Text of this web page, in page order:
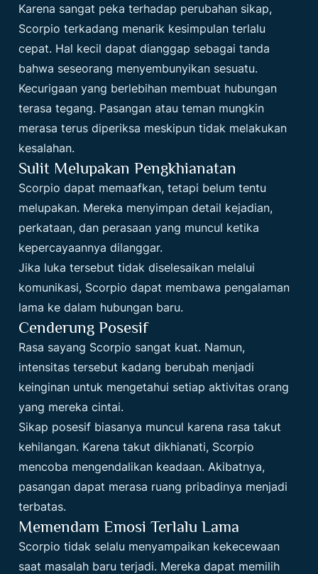
Karena sangat peka terhadap perubahan sikap,
Scorpio terkadang menarik kesimpulan terlalu
cepat. Hal kecil dapat dianggap sebagai tanda
bahwa seseorang menyembunyikan sesuatu.
Kecurigaan yang berlebihan membuat hubungan
terasa tegang. Pasangan atau teman mungkin
merasa terus diperiksa meskipun tidak melakukan
kesalahan.
Sulit Melupakan Pengkhianatan
Scorpio dapat memaafkan, tetapi belum tentu
melupakan. Mereka menyimpan detail kejadian,
perkataan, dan perasaan yang muncul ketika
kepercayaannya dilanggar.
Jika luka tersebut tidak diselesaikan melalui
komunikasi, Scorpio dapat membawa pengalaman
lama ke dalam hubungan baru.
Cenderung Posesif
Rasa sayang Scorpio sangat kuat. Namun,
intensitas tersebut kadang berubah menjadi
keinginan untuk mengetahui setiap aktivitas orang
yang mereka cintai.
Sikap posesif biasanya muncul karena rasa takut
kehilangan. Karena takut dikhianati, Scorpio
mencoba mengendalikan keadaan. Akibatnya,
pasangan dapat merasa ruang pribadinya menjadi
terbatas.
Memendam Emosi Terlalu Lama
Scorpio tidak selalu menyampaikan kekecewaan
saat masalah baru terjadi. Mereka dapat memilih